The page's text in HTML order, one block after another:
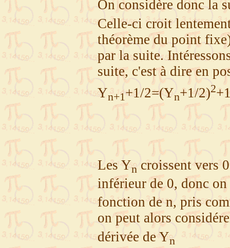
On considère donc la
Celle-ci croit
théorème du point
par la suite.
suite, c'est à dire en
Yn+1+1/2=(Yn+1/2)2
Les Yn croissent vers
inférieur de 0, donc
fonction de n, pris
on peut alors
dérivée de Yn